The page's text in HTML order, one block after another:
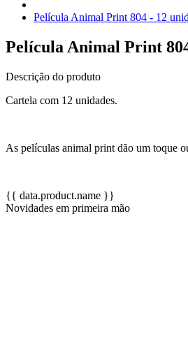
Película Animal Print 804 - 12
Película Animal Print
Descrição do produto
Cartela com 12 unidades.
As películas animal print dão um toque
{{ data.product.name }}
Novidades em primeira mão